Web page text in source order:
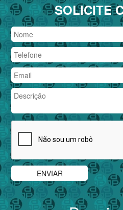
SOLICITE